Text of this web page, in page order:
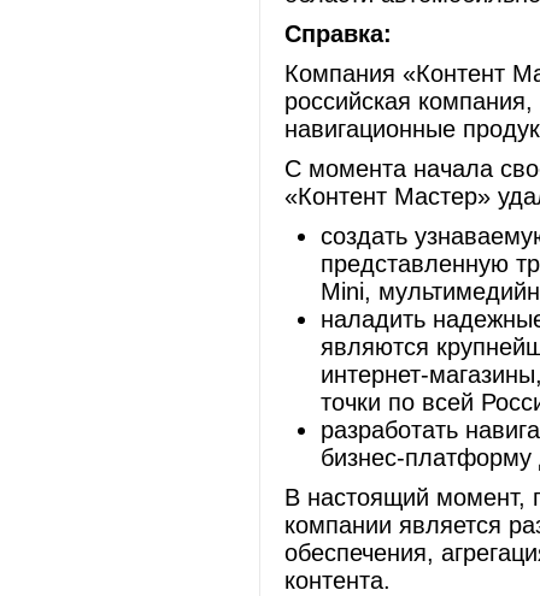
Справка:
Компания «Контент
российская
навигационные
С момента начала
«Контент Мастер»
создать
представленную
Mini,
наладить
являются
интернет-
точки по всей
разработать
бизнес-платформу
В настоящий момент,
компании является
обеспечения,
контента.